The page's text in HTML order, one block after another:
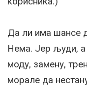
Да ли има шансе
Нема. Јер људи, а
моду, замену,
морале да